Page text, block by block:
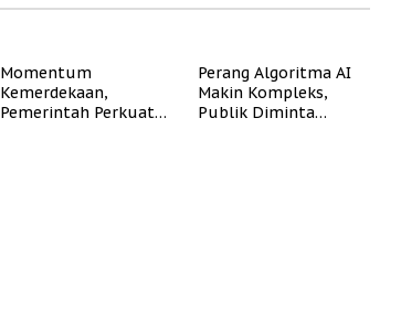
Momentum
Kemerdekaan,
Pemerintah Perkuat
Perang Algoritma AI
Makin Kompleks,
Publik Diminta